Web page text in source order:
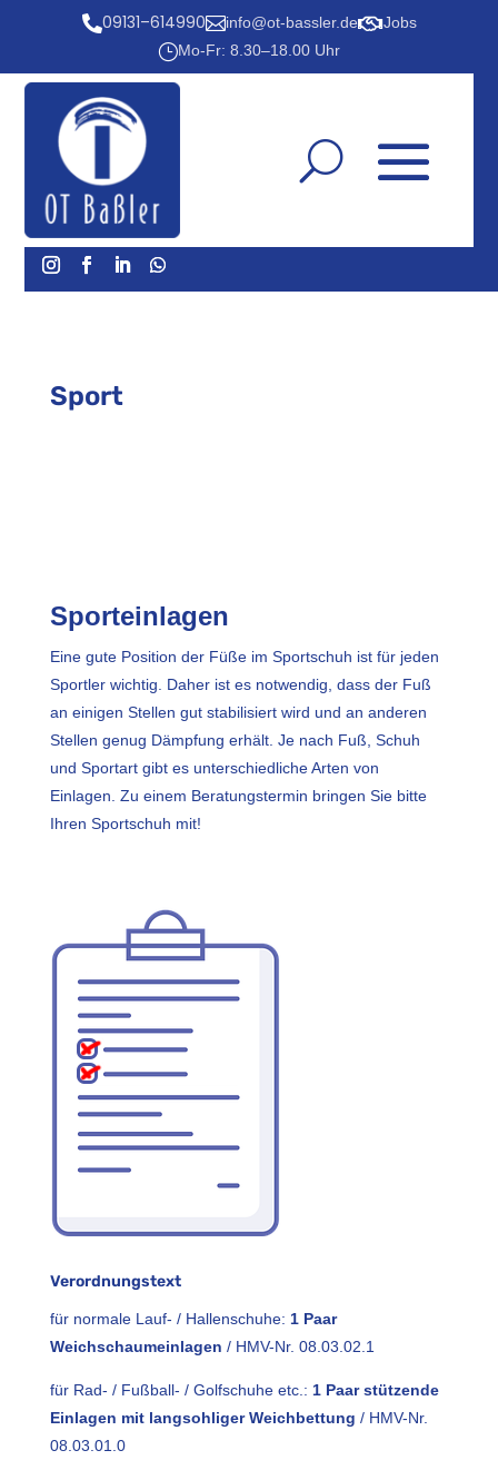
09131–614990info@ot-bassler.deJobs
}Mo-Fr: 8.30–18.00 Uhr
Sport
Sporteinlagen
Eine gute Position der Füße im Sportschuh ist für jeden
Sportler wichtig. Daher ist es notwendig, dass der Fuß
an einigen Stellen gut stabilisiert wird und an anderen
Stellen genug Dämpfung erhält. Je nach Fuß, Schuh
und Sportart gibt es unterschiedliche Arten von
Einlagen. Zu einem Beratungstermin bringen Sie bitte
Ihren Sportschuh mit!
Verordnungstext
für normale Lauf- / Hallenschuhe: 1 Paar
Weichschaumeinlagen / HMV-Nr. 08.03.02.1
für Rad- / Fußball- / Golfschuhe etc.: 1 Paar stützende
Einlagen mit langsohliger Weichbettung / HMV-Nr.
08.03.01.0